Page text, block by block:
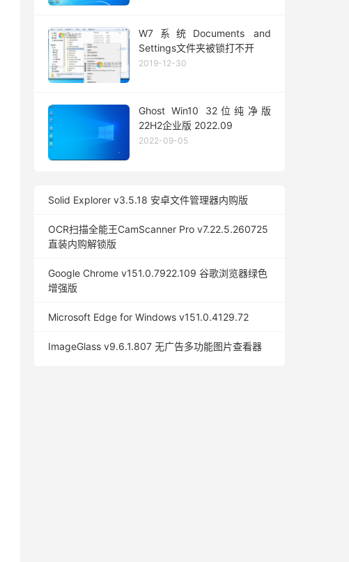
W7系统Documents and
Settings文件夹被锁打不开
2019-12-30
Ghost Win10 32位纯净版
22H2企业版 2022.09
2022-09-05
Solid Explorer v3.5.18 安卓文件管理器内购版
OCR扫描全能王CamScanner Pro v7.22.5.260725
直装内购解锁版
Google Chrome v151.0.7922.109 谷歌浏览器绿色
增强版
Microsoft Edge for Windows v151.0.4129.72
ImageGlass v9.6.1.807 无广告多功能图片查看器